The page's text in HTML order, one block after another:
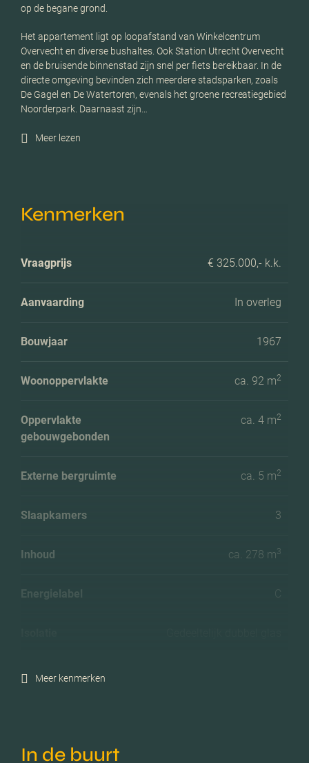
op de begane grond.
Het appartement ligt op loopafstand van Winkelcentrum
Overvecht en diverse bushaltes. Ook Station Utrecht Overvecht
en de bruisende binnenstad zijn snel per fiets bereikbaar. In de
directe omgeving bevinden zich meerdere stadsparken, zoals
De Gagel en De Watertoren, evenals het groene recreatiegebied
Noorderpark. Daarnaast zijn…
Meer lezen
Kenmerken
Vraagprijs € 325.000,- k.k.
Aanvaarding In overleg
Bouwjaar 1967
Woonoppervlakte ca. 92 m2
Oppervlakte
gebouwgebonden
ca. 4 m2
Externe bergruimte ca. 5 m2
Slaapkamers 3
Inhoud ca. 278 m3
Energielabel C
Verwarming
Parkeerfaciliteiten
Meer kenmerken
In de buurt